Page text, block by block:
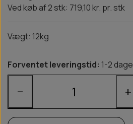
Ved køb af 2 stk: 719,10 kr. pr. stk
Vægt: 12kg
Forventet leveringstid: 1-2 dage
− +